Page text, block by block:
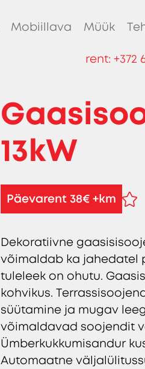
Mobiillava Müük
rent: +372
13kW
Päevarent 38€ +km
Dekoratiivne
võimaldab ka jahedatel
tuleleek on ohutu.
kohvikus.
süütamine ja mugav
võimaldavad soojendit
Ümberkukkumisandur
Automaatne